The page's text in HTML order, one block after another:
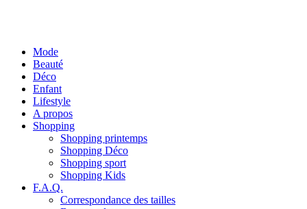
Mode
Beauté
Déco
Enfant
Lifestyle
A propos
Shopping
Shopping printemps
Shopping Déco
Shopping sport
Shopping Kids
F.A.Q.
Correspondance des tailles